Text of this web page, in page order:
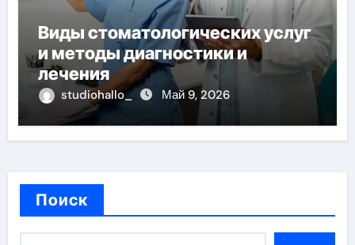
Виды стоматологических услуг
и методы диагностики и
лечения
studiohallo_ Май 9, 2026
Поиск